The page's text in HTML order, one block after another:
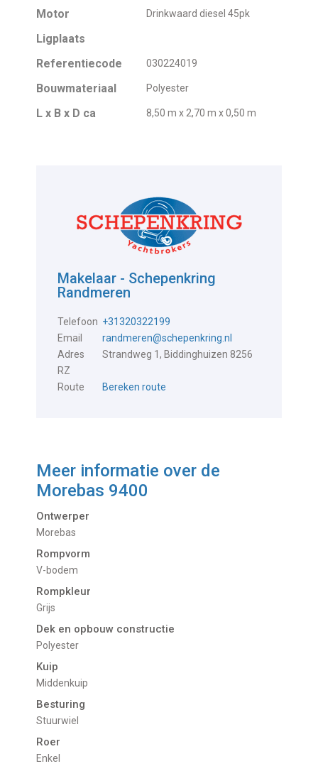
Motor Drinkwaard diesel 45pk
Ligplaats
Referentiecode
030224019
Bouwmateriaal Polyester
L x B x D ca 8,50 m x 2,70 m x 0,50 m
Makelaar - Schepenkring
Randmeren
Telefoon +31320322199
Email
randmeren@schepenkring.nl
Adres
Strandweg 1, Biddinghuizen 8256
RZ
Route
Bereken route
Meer informatie over de
Morebas 9400
Ontwerper
Morebas
Rompvorm
V-bodem
Rompkleur
Grijs
Dek en opbouw constructie
Polyester
Kuip
Middenkuip
Besturing
Stuurwiel
Roer
Enkel